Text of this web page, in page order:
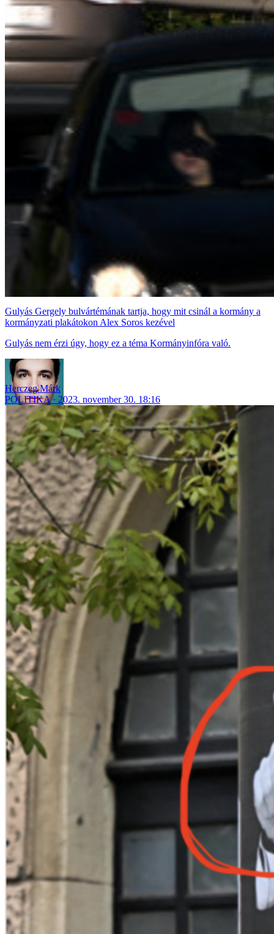
Gulyás Gergely bulvártémának tartja, hogy mit csinál a kormány a
kormányzati plakátokon Alex Soros kezével
Gulyás nem érzi úgy, hogy ez a téma Kormányinfóra való.
Herczeg Márk
POLITIKA
2023. november 30. 18:16